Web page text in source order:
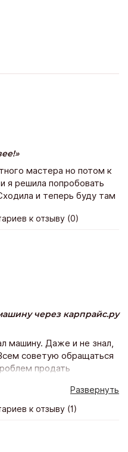
мастера но потом к
я решила попробовать
и теперь буду там
не намного
красивее!
к отзыву (0)
через карпрайс.ру
машину. Даже и не знал,
советую обращаться
продать
на аукцион, а
все больше и
Как сказал
Развернуть
к отзыву (1)